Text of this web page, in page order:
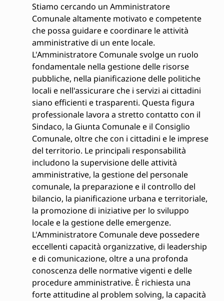
Stiamo cercando un Amministratore
Comunale altamente motivato e competente
che possa guidare e coordinare le attività
amministrative di un ente locale.
L'Amministratore Comunale svolge un ruolo
fondamentale nella gestione delle risorse
pubbliche, nella pianificazione delle politiche
locali e nell'assicurare che i servizi ai cittadini
siano efficienti e trasparenti. Questa figura
professionale lavora a stretto contatto con il
Sindaco, la Giunta Comunale e il Consiglio
Comunale, oltre che con i cittadini e le imprese
del territorio. Le principali responsabilità
includono la supervisione delle attività
amministrative, la gestione del personale
comunale, la preparazione e il controllo del
bilancio, la pianificazione urbana e territoriale,
la promozione di iniziative per lo sviluppo
locale e la gestione delle emergenze.
L'Amministratore Comunale deve possedere
eccellenti capacità organizzative, di leadership
e di comunicazione, oltre a una profonda
conoscenza delle normative vigenti e delle
procedure amministrative. È richiesta una
forte attitudine al problem solving, la capacità